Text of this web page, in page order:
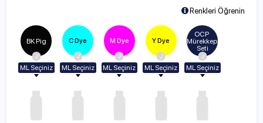
Renkleri Öğrenin
BK Pig
ML Seçiniz
100ml
250ml
C Dye
ML Seçiniz
100ml
250ml
M Dye
ML Seçiniz
100ml
250ml
Y Dye
ML Seçiniz
100ml
250ml
OCP
Mürekkep
Seti
ML Seçiniz
100ml
250ml